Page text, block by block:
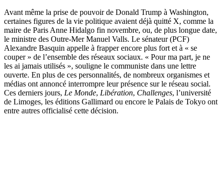
Avant même la prise de pouvoir de Donald Trump à Washington,
certaines figures de la vie politique avaient déjà quitté X, comme la
maire de Paris Anne Hidalgo fin novembre, ou, de plus longue date,
le ministre des Outre-Mer Manuel Valls. Le sénateur (PCF)
Alexandre Basquin appelle à frapper encore plus fort et à « se
couper » de l’ensemble des réseaux sociaux. « Pour ma part, je ne
les ai jamais utilisés », souligne le communiste dans une lettre
ouverte. En plus de ces personnalités, de nombreux organismes et
médias ont annoncé interrompre leur présence sur le réseau social.
Ces derniers jours, Le Monde, Libération, Challenges, l’université
de Limoges, les éditions Gallimard ou encore le Palais de Tokyo ont
entre autres officialisé cette décision.